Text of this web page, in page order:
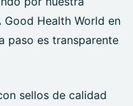
Good Health World en
paso es transparente
sellos de calidad